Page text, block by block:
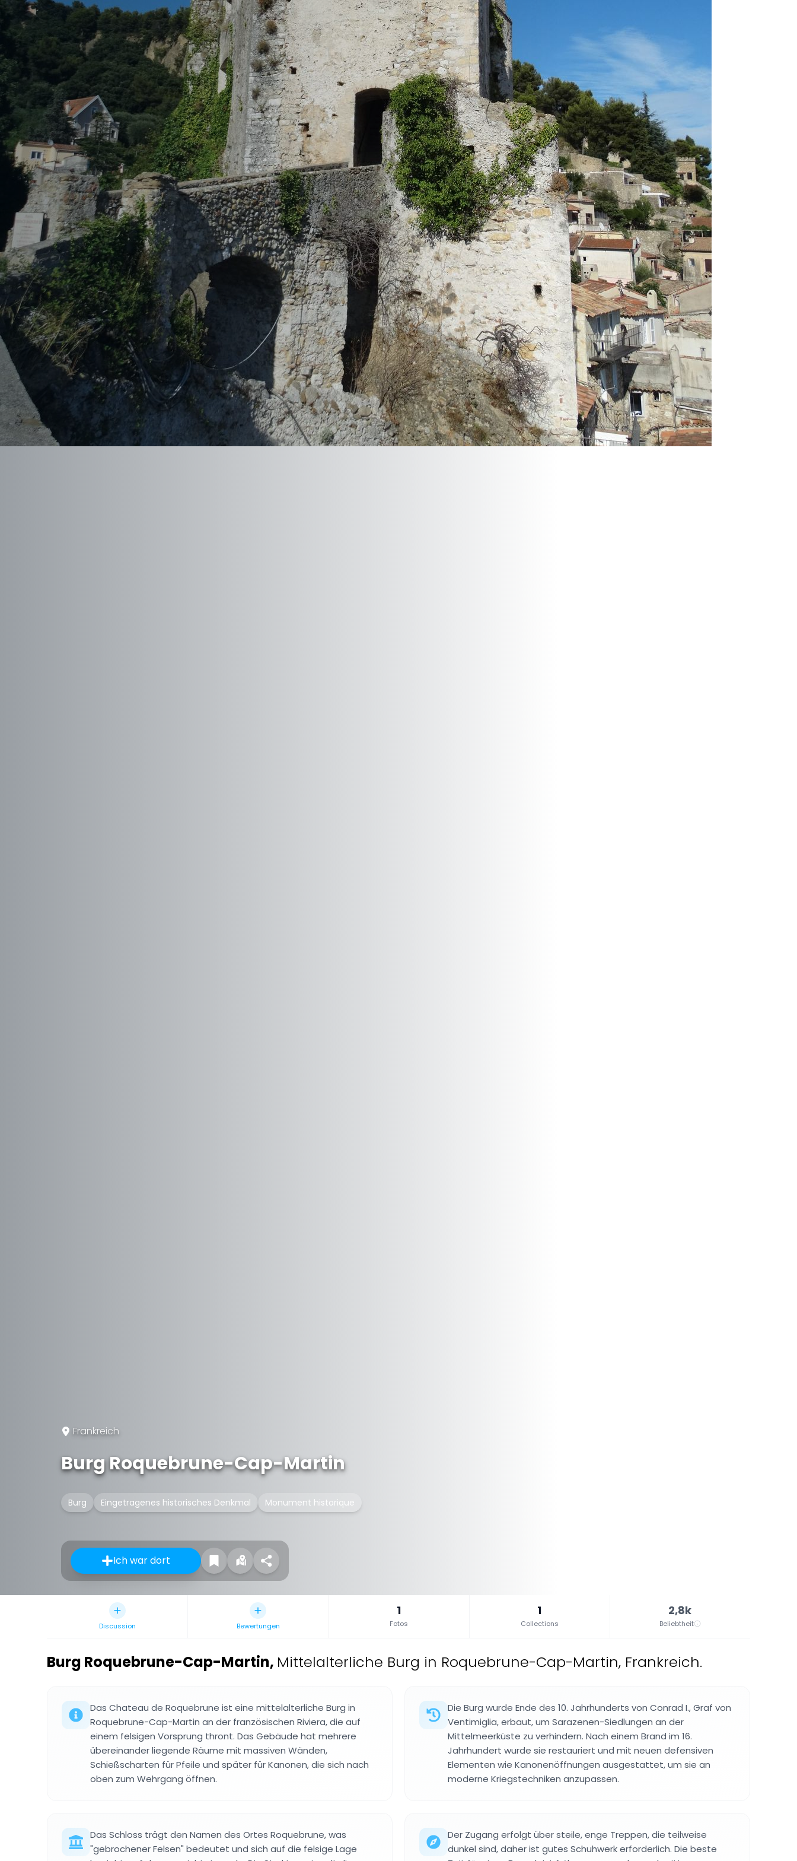
Frankreich
Burg Roquebrune-Cap-Martin
Burg Eingetragenes historisches Denkmal Monument historique
Ich war dort
Discussion Bewertungen
1
Fotos
1
Collections
2,8k
Beliebtheit
Burg Roquebrune-Cap-Martin, Mittelalterliche Burg in Roquebrune-Cap-Martin, Frankreich.
Das Chateau de Roquebrune ist eine mittelalterliche Burg in
Roquebrune-Cap-Martin an der französischen Riviera, die auf
einem felsigen Vorsprung thront. Das Gebäude hat mehrere
übereinander liegende Räume mit massiven Wänden,
Schießscharten für Pfeile und später für Kanonen, die sich nach
oben zum Wehrgang öffnen.
Die Burg wurde Ende des 10. Jahrhunderts von Conrad I., Graf von
Ventimiglia, erbaut, um Sarazenen-Siedlungen an der
Mittelmeerküste zu verhindern. Nach einem Brand im 16.
Jahrhundert wurde sie restauriert und mit neuen defensiven
Elementen wie Kanonenöffnungen ausgestattet, um sie an
moderne Kriegstechniken anzupassen.
Das Schloss trägt den Namen des Ortes Roquebrune, was
"gebrochener Felsen" bedeutet und sich auf die felsige Lage
Der Zugang erfolgt über steile, enge Treppen, die teilweise
dunkel sind, daher ist gutes Schuhwerk erforderlich. Die beste